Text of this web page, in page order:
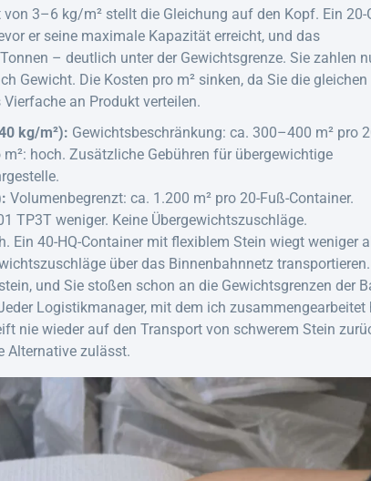
3–6 kg/m² stellt die Gleichung auf den Kopf. Ein 20-
er seine maximale Kapazität erreicht, und das
– deutlich unter der Gewichtsgrenze. Sie zahlen
Gewicht. Die Kosten pro m² sinken, da Sie die gleichen
an Produkt verteilen.
kg/m²): Gewichtsbeschränkung: ca. 300–400 m² pro
hoch. Zusätzliche Gebühren für übergewichtige
Volumenbegrenzt: ca. 1.200 m² pro 20-Fuß-Container.
TP3T weniger. Keine Übergewichtszuschläge.
Ein 40-HQ-Container mit flexiblem Stein wiegt weniger
über das Binnenbahnnetz transportieren.
und Sie stoßen schon an die Gewichtsgrenzen der
Logistikmanager, mit dem ich zusammengearbeitet
nie wieder auf den Transport von schwerem Stein
Alternative zulässt.